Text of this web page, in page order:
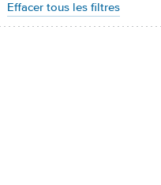
Effacer tous les filtres